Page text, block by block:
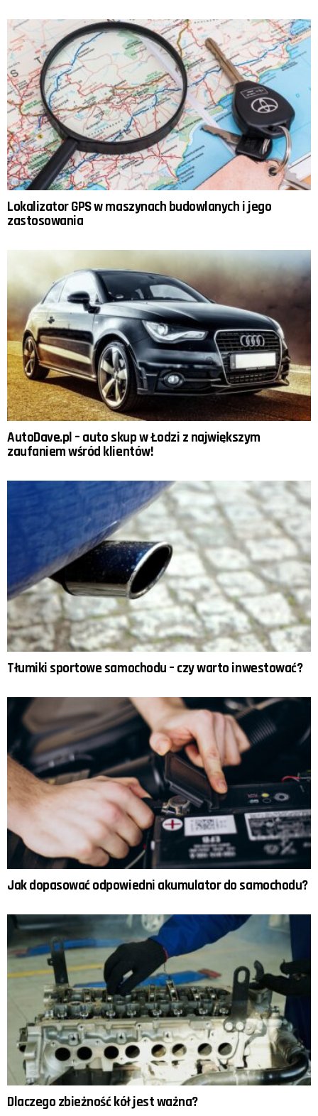
Lokalizator GPS w maszynach budowlanych i jego
zastosowania
AutoDave.pl – auto skup w Łodzi z największym
zaufaniem wśród klientów!
Tłumiki sportowe samochodu – czy warto inwestować?
Jak dopasować odpowiedni akumulator do samochodu?
Dlaczego zbieżność kół jest ważna?